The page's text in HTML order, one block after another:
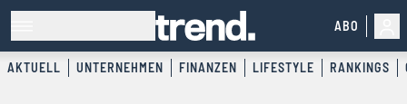
ABO
AKTUELL UNTERNEHMEN FINANZEN LIFESTYLE RANKINGS